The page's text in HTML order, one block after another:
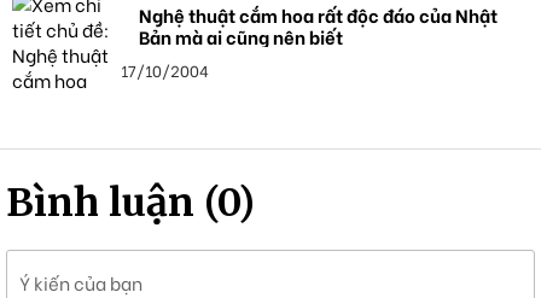
Nghệ thuật cắm hoa rất độc đáo của Nhật
Bản mà ai cũng nên biết
17/10/2004
Bình luận (0)
Ý kiến của bạn